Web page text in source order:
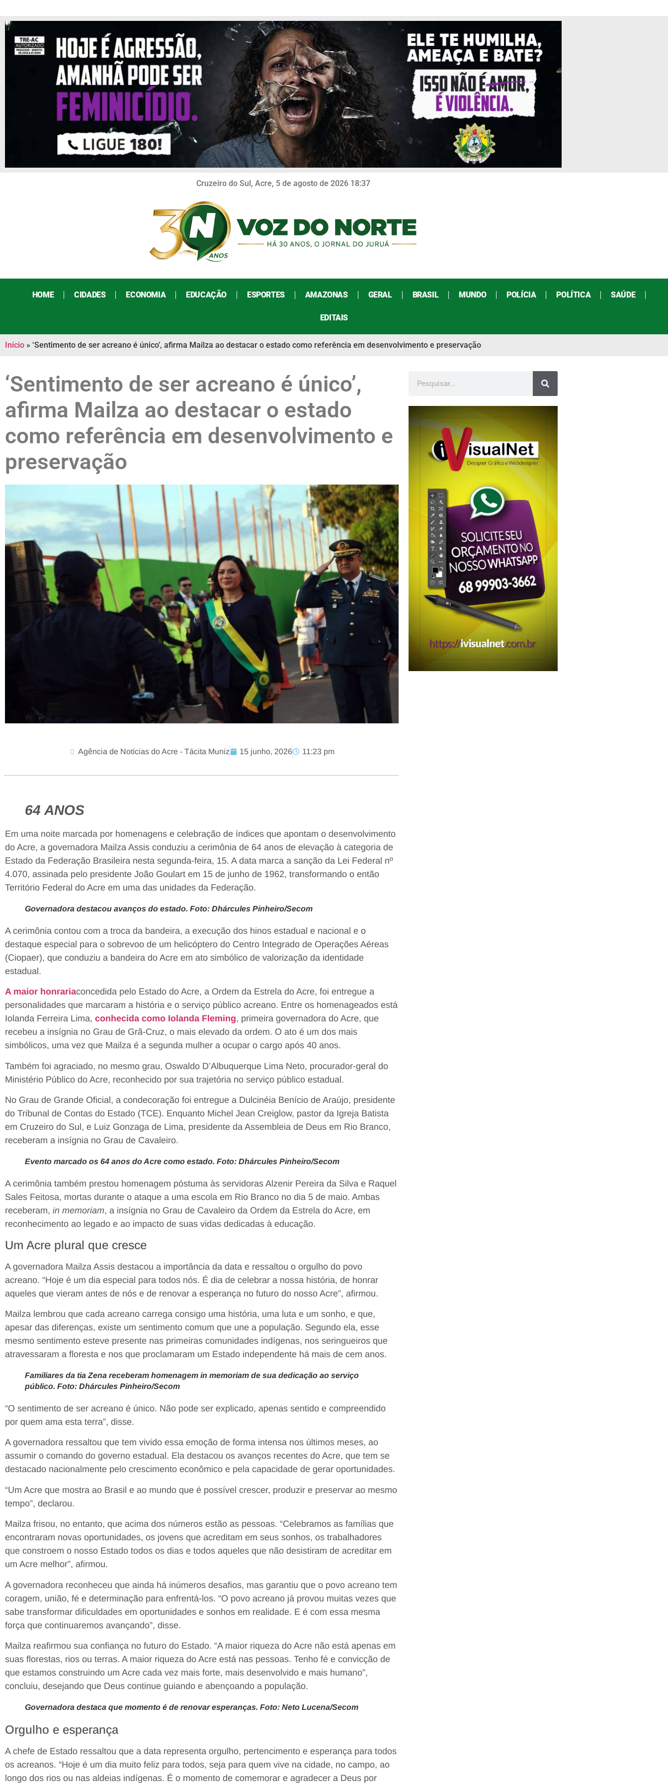
Cruzeiro do Sul, Acre, 5 de agosto de 2026 18:37
HOME CIDADES ECONOMIA EDUCAÇÃO ESPORTES AMAZONAS GERAL BRASIL MUNDO POLÍCIA POLÍTICA SAÚDE
EDITAIS
Início » ‘Sentimento de ser acreano é único’, afirma Mailza ao destacar o estado como referência em desenvolvimento e preservação
‘Sentimento de ser acreano é único’,
afirma Mailza ao destacar o estado
como referência em desenvolvimento e
preservação
Agência de Notícias do Acre - Tácita Muniz 15 junho, 2026 11:23 pm
64 ANOS
Em uma noite marcada por homenagens e celebração de índices que apontam o desenvolvimento
do Acre, a governadora Mailza Assis conduziu a cerimônia de 64 anos de elevação à categoria de
Estado da Federação Brasileira nesta segunda-feira, 15. A data marca a sanção da Lei Federal nº
4.070, assinada pelo presidente João Goulart em 15 de junho de 1962, transformando o então
Território Federal do Acre em uma das unidades da Federação.
Governadora destacou avanços do estado. Foto: Dhárcules Pinheiro/Secom
A cerimônia contou com a troca da bandeira, a execução dos hinos estadual e nacional e o
destaque especial para o sobrevoo de um helicóptero do Centro Integrado de Operações Aéreas
(Ciopaer), que conduziu a bandeira do Acre em ato simbólico de valorização da identidade
estadual.
A maior honrariaconcedida pelo Estado do Acre, a Ordem da Estrela do Acre, foi entregue a
personalidades que marcaram a história e o serviço público acreano. Entre os homenageados está
Iolanda Ferreira Lima, conhecida como Iolanda Fleming, primeira governadora do Acre, que
recebeu a insígnia no Grau de Grã-Cruz, o mais elevado da ordem. O ato é um dos mais
simbólicos, uma vez que Mailza é a segunda mulher a ocupar o cargo após 40 anos.
Também foi agraciado, no mesmo grau, Oswaldo D’Albuquerque Lima Neto, procurador-geral do
Ministério Público do Acre, reconhecido por sua trajetória no serviço público estadual.
No Grau de Grande Oficial, a condecoração foi entregue a Dulcinéia Benício de Araújo, presidente
do Tribunal de Contas do Estado (TCE). Enquanto Michel Jean Creiglow, pastor da Igreja Batista
em Cruzeiro do Sul, e Luiz Gonzaga de Lima, presidente da Assembleia de Deus em Rio Branco,
receberam a insígnia no Grau de Cavaleiro.
Evento marcado os 64 anos do Acre como estado. Foto: Dhárcules Pinheiro/Secom
A cerimônia também prestou homenagem póstuma às servidoras Alzenir Pereira da Silva e Raquel
Sales Feitosa, mortas durante o ataque a uma escola em Rio Branco no dia 5 de maio. Ambas
receberam, in memoriam, a insígnia no Grau de Cavaleiro da Ordem da Estrela do Acre, em
reconhecimento ao legado e ao impacto de suas vidas dedicadas à educação.
Um Acre plural que cresce
A governadora Mailza Assis destacou a importância da data e ressaltou o orgulho do povo
acreano. “Hoje é um dia especial para todos nós. É dia de celebrar a nossa história, de honrar
aqueles que vieram antes de nós e de renovar a esperança no futuro do nosso Acre”, afirmou.
Mailza lembrou que cada acreano carrega consigo uma história, uma luta e um sonho, e que,
apesar das diferenças, existe um sentimento comum que une a população. Segundo ela, esse
mesmo sentimento esteve presente nas primeiras comunidades indígenas, nos seringueiros que
atravessaram a floresta e nos que proclamaram um Estado independente há mais de cem anos.
Familiares da tia Zena receberam homenagem in memoriam de sua dedicação ao serviço
público. Foto: Dhárcules Pinheiro/Secom
“O sentimento de ser acreano é único. Não pode ser explicado, apenas sentido e compreendido
por quem ama esta terra”, disse.
A governadora ressaltou que tem vivido essa emoção de forma intensa nos últimos meses, ao
assumir o comando do governo estadual. Ela destacou os avanços recentes do Acre, que tem se
destacado nacionalmente pelo crescimento econômico e pela capacidade de gerar oportunidades.
“Um Acre que mostra ao Brasil e ao mundo que é possível crescer, produzir e preservar ao mesmo
tempo”, declarou.
Mailza frisou, no entanto, que acima dos números estão as pessoas. “Celebramos as famílias que
encontraram novas oportunidades, os jovens que acreditam em seus sonhos, os trabalhadores
que constroem o nosso Estado todos os dias e todos aqueles que não desistiram de acreditar em
um Acre melhor”, afirmou.
A governadora reconheceu que ainda há inúmeros desafios, mas garantiu que o povo acreano tem
coragem, união, fé e determinação para enfrentá-los. “O povo acreano já provou muitas vezes que
sabe transformar dificuldades em oportunidades e sonhos em realidade. E é com essa mesma
força que continuaremos avançando”, disse.
Mailza reafirmou sua confiança no futuro do Estado. “A maior riqueza do Acre não está apenas em
suas florestas, rios ou terras. A maior riqueza do Acre está nas pessoas. Tenho fé e convicção de
que estamos construindo um Acre cada vez mais forte, mais desenvolvido e mais humano”,
concluiu, desejando que Deus continue guiando e abençoando a população.
Governadora destaca que momento é de renovar esperanças. Foto: Neto Lucena/Secom
Orgulho e esperança
A chefe de Estado ressaltou que a data representa orgulho, pertencimento e esperança para todos
os acreanos. “Hoje é um dia muito feliz para todos, seja para quem vive na cidade, no campo, ao
longo dos rios ou nas aldeias indígenas. É o momento de comemorar e agradecer a Deus por